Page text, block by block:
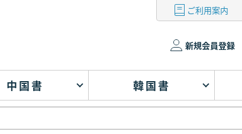
ご利用案内
新規会員登録
中国書 韓国書